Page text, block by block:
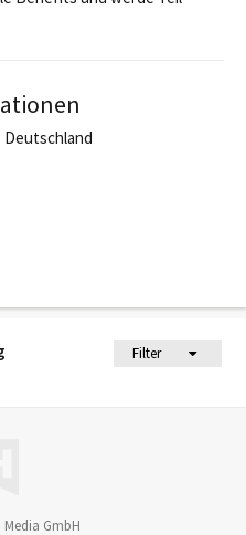
Filter
Deutschland
Media GmbH